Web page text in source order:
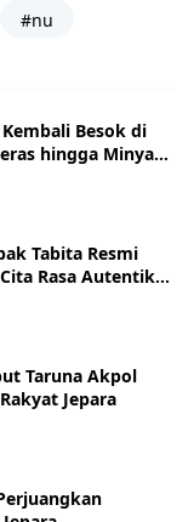
#nu
Kembali Besok di
hingga Minyak
Tabita Resmi
Rasa Autentik
Taruna Akpol
Jepara